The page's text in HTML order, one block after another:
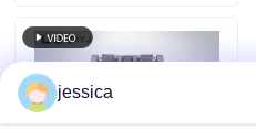
jessica